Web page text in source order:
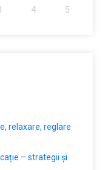
4 5
relaxare, reglare
– strategii și